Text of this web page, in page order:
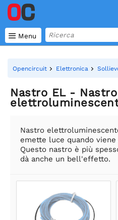
 Menu
Opencircuit Elettronica
Nastro EL - Nastro
Nastro
emette luce quando
Questo nastro è più
dà anche un bell'effetto.